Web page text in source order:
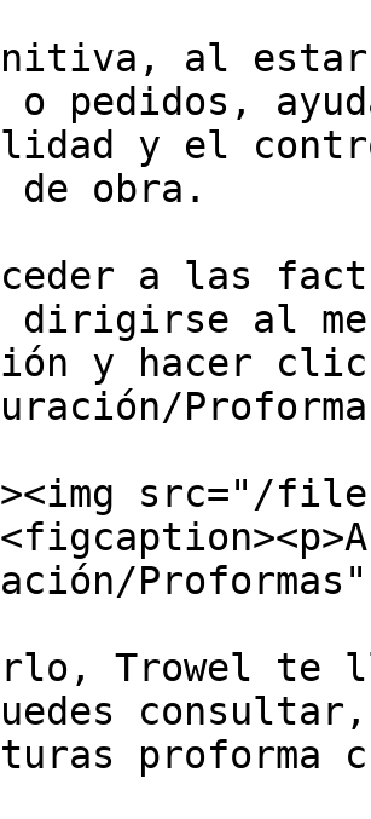
al estar
pedidos,
y el
de obra.
a las
dirigirse al
y hacer
src="/files/
Trowel te
proforma